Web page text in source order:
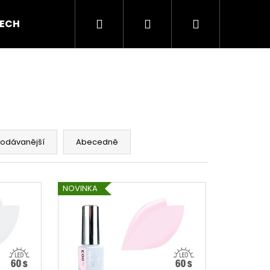
GEL BAREVNÉ GELY AKRYL A AKRYGEL
Hledat PřihlášeníNákupní
Abecedně
NOVINKA